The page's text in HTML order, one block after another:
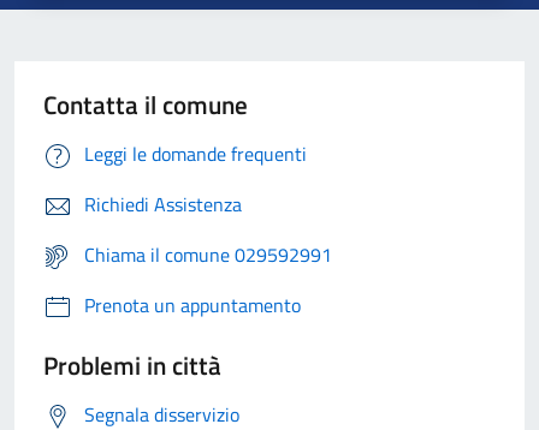
Contatta il comune
Leggi le domande frequenti
Richiedi Assistenza
Chiama il comune 029592991
Prenota un appuntamento
Problemi in città
Segnala disservizio